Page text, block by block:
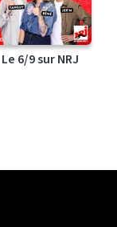
Le 6/9 sur NRJ